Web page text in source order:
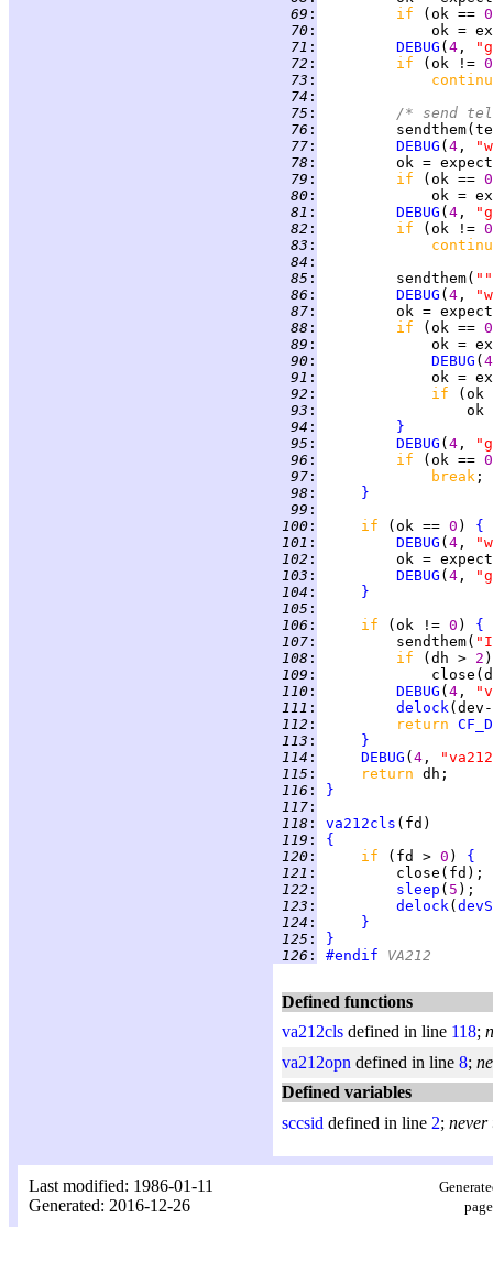
  69
: if (ok == 0
  70
:
ok =
  71
: DEBUG ( 4 ,
  72
: if (ok != 0
  73
:
  74
:
  75
:
/* send
  76
:
  77
: DEBUG ( 4 ,
  78
:
  79
: if (ok == 0
  80
:
ok =
  81
: DEBUG ( 4 ,
  82
: if (ok != 0
  83
:
  84
:
  85
:
         sendthem(
""
  86
: DEBUG ( 4 ,
  87
:
ok =
  88
: if (ok == 0
  89
:
ok =
  90
: DEBUG ( 4
  91
:
ok =
  92
: if
(ok
  93
:
ok
  94
:
}
  95
: DEBUG ( 4 ,
  96
: if (ok == 0
  97
: break
  98
:
}
  99
:
100 : if (ok == 0 ) {
101 : DEBUG ( 4 ,
102 :
ok =
103 : DEBUG ( 4 ,
104 :
}
105 :
106 : if (ok != 0 ) {
107 :
         sendthem(
108 : if (dh > 2
109 :
110 : DEBUG ( 4 ,
111 : delock
112 : return
113 :
}
114 : DEBUG ( 4 ,
115 : return
116 :
}
117 :
118 : va212cls
119 :
{
120 : if (fd > 0 ) {
121 :
122 : sleep ( 5
123 : delock (
124 :
}
125 :
}
126 : #endif VA212
Defined functions
va212cls defined in line 118;
va212opn defined in line 8;
Defined variables
sccsid defined in line 2; never
Last modified: 1986-01-11
Generated: 2016-12-26